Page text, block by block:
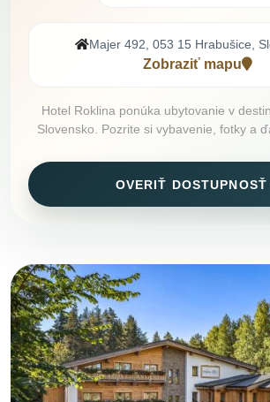
Majer 492, 053 15 Hrabušice,
Zobraziť mapu
Hotel Roklina ponúka ubytovanie v
Slovensko. Pozrite si vybavenie, fotky a
OVERIŤ DOSTUPNOSŤ